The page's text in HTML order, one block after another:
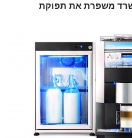
משפרת את תפוקת